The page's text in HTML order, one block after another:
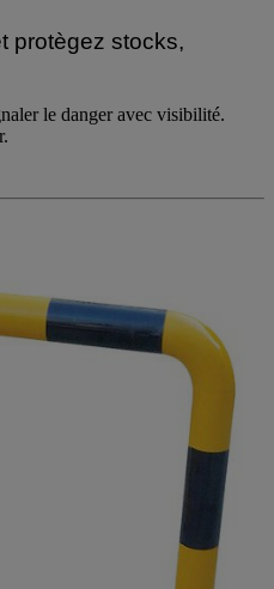
stocks,
le danger avec visibilité.